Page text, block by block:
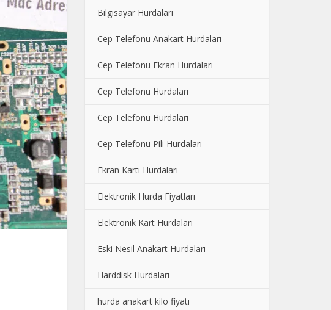
Bilgisayar Hurdaları
Cep Telefonu Anakart Hurdaları
Cep Telefonu Ekran Hurdaları
Cep Telefonu Hurdaları
Cep Telefonu Hurdaları
Cep Telefonu Pili Hurdaları
Ekran Kartı Hurdaları
Elektronik Hurda Fiyatları
Elektronik Kart Hurdaları
Eski Nesil Anakart Hurdaları
Harddisk Hurdaları
hurda anakart kilo fiyatı